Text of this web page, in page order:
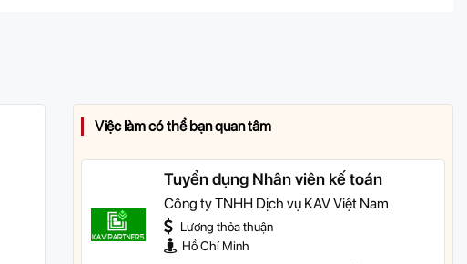
Việc làm có thể bạn quan tâm
Tuyển dụng Nhân viên kế toán
Công ty TNHH Dịch vụ KAV Việt Nam
Lương thỏa thuận
Hồ Chí Minh